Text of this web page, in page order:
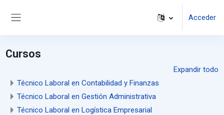
Acceder
Cursos
Expandir todo
Técnico Laboral en Contabilidad y Finanzas
Técnico Laboral en Gestión Administrativa
Técnico Laboral en Logística Empresarial